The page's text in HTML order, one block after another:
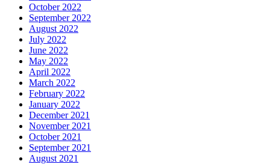
October 2022
September 2022
August 2022
July 2022
June 2022
May 2022
April 2022
March 2022
February 2022
January 2022
December 2021
November 2021
October 2021
September 2021
August 2021